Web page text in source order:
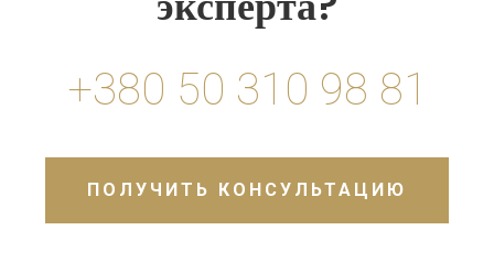
+380 50 310 98 81
ПОЛУЧИТЬ КОНСУЛЬТАЦИЮ